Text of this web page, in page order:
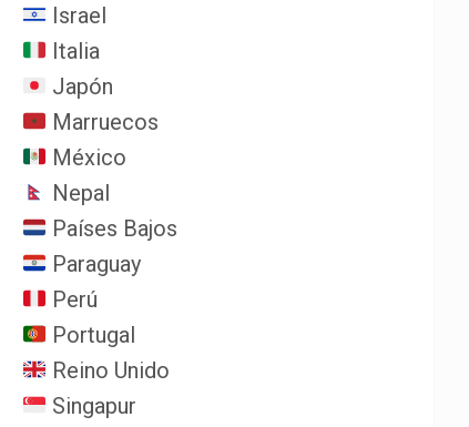
Israel
Italia
Japón
Marruecos
México
Nepal
Países Bajos
Paraguay
Perú
Portugal
Reino Unido
Singapur